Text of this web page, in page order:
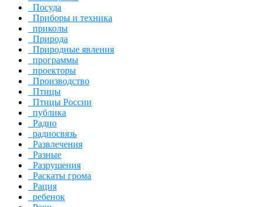
Посуда
Приборы и техника
приколы
Природа
Природные явления
программы
проекторы
Производство
Птицы
Птицы России
публика
Радио
радиосвязь
Развлечения
Разные
Разрушения
Раскаты грома
Рация
ребенок